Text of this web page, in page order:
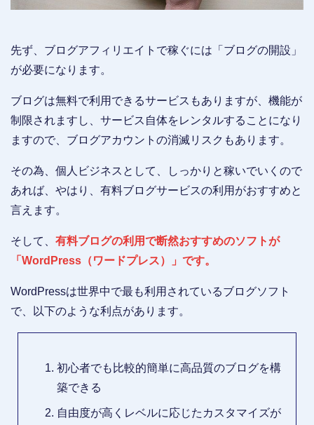
先ず、ブログアフィリエイトで稼ぐには「ブログの開設」
が必要になります。
ブログは無料で利用できるサービスもありますが、機能が
制限されますし、サービス自体をレンタルすることになり
ますので、ブログアカウントの消滅リスクもあります。
その為、個人ビジネスとして、しっかりと稼いでいくので
あれば、やはり、有料ブログサービスの利用がおすすめと
言えます。
そして、 有料ブログの利用で断然おすすめのソフトが
「WordPress（ワードプレス）」です。
WordPressは世界中で最も利用されているブログソフト
で、以下のような利点があります。
初心者でも比較的簡単に高品質のブログを構
築できる
自由度が高くレベルに応じたカスタマイズが